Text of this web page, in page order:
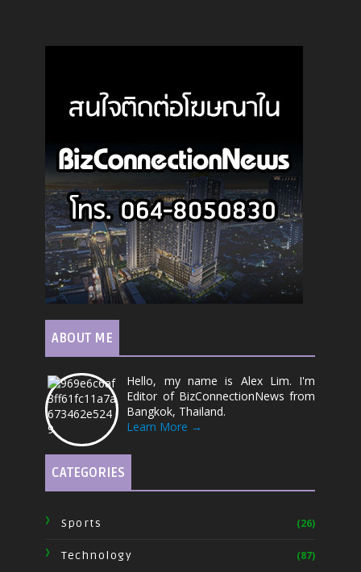
ABOUT ME
Hello, my name is Alex Lim. I'm
Editor of BizConnectionNews from
Bangkok, Thailand.
Learn More →
CATEGORIES
Sports (26)
Technology (87)